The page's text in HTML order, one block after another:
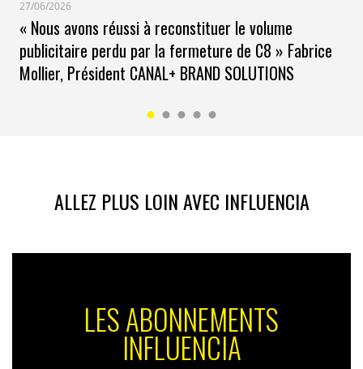
27/06/2026
« Nous avons réussi à reconstituer le volume
publicitaire perdu par la fermeture de C8 » Fabrice
Mollier, Président CANAL+ BRAND SOLUTIONS
ALLEZ PLUS LOIN AVEC INFLUENCIA
LES ABONNEMENTS
INFLUENCIA